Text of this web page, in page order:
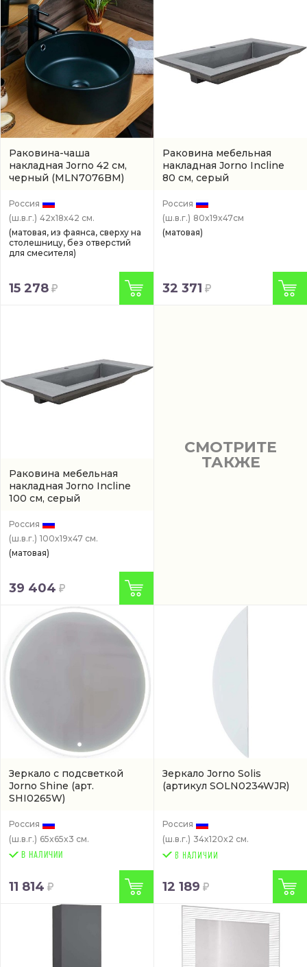
Раковина-чаша
накладная Jorno 42 см,
черный (MLN7076BM)
Россия
(ш.в.г.) 42x18x42 см.
(матовая, из фаянса, сверху на
столешницу, без отверстий
для смесителя)
15 278
Раковина мебельная
накладная Jorno Incline
80 см, серый
Россия
(ш.в.г.) 80x19x47см
(матовая)
32 371
Раковина мебельная
накладная Jorno Incline
100 см, серый
Россия
(ш.в.г.) 100x19x47 см.
(матовая)
39 404
СМОТРИТЕ
ТАКЖЕ
Зеркало с подсветкой
Jorno Shine (арт.
SHI0265W)
Россия
(ш.в.г.) 65x65x3 см.
В НАЛИЧИИ
11 814
Зеркало Jorno Solis
(артикул SOLN0234WJR)
Россия
(ш.в.г.) 34x120x2 см.
12 189